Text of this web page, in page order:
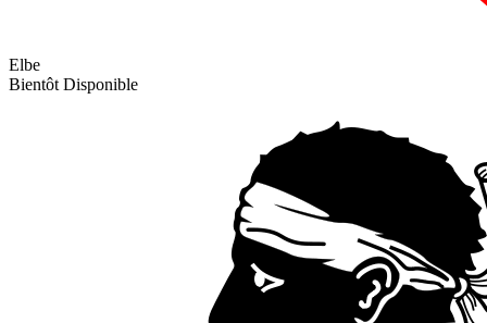
Elbe
Bientôt Disponible